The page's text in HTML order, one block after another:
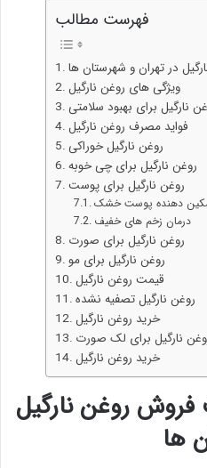
فهرست مطالب
در تهران و شهرستان‌ ها
ویژگی های روغن نارگیل
نارگیل برای بهبود سلامتی
فواید مصرف روغن نارگیل
روغن نارگیل خوراکی
روغن نارگیل برای چی خوبه
روغن نارگیل برای پوست
دهنده پوست خشک
درمان زخم های خفیف
روغن نارگیل برای صورت
روغن نارگیل برای مو
قیمت روغن نارگیل
روغن نارگیل تصفیه نشده
خرید روغن نارگیل
نارگیل برای لک صورت
خرید روغن نارگیل
فروش روغن نارگیل
ها